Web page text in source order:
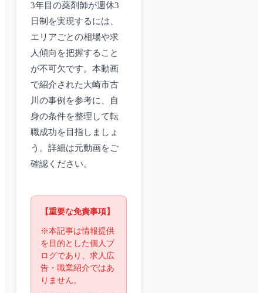
3年目の薬剤師が週休3
日制を実現するには、
エリアごとの相場や求
人傾向を把握すること
が不可欠です。本動画
で紹介された大崎市古
川の事例を参考に、自
身の条件を整理して転
職成功を目指しましょ
う。詳細は元動画をご
確認ください。
【重要な免責事項】
※本記事は情報提供
を目的とした個人ブ
ログであり、求人広
告・職業紹介ではあ
りません。